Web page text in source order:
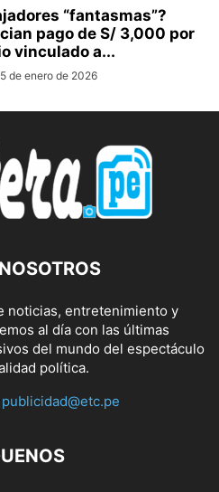
“fantasmas”?
pago de S/ 3,000 por
vinculado a...
de enero de 2026
noticias, entretenimiento y
al día con las últimas
del mundo del espectáculo
política.
publicidad@etc.pe